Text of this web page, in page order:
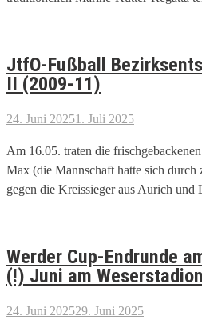
JtfO-Fußball
II (2009-11)
24. Juni 20251. Juli 2025
Am 16.05. traten die
Max (die Mannschaft hatte sich durch
gegen die Kreissieger aus Aurich und
Werder Cup-Endrunde
(!) Juni am Weserstadion
24. Juni 202529. Juni 2025